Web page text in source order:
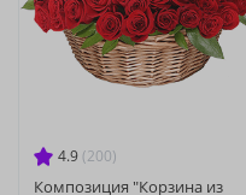
4.9 (200)
Композиция "Корзина из